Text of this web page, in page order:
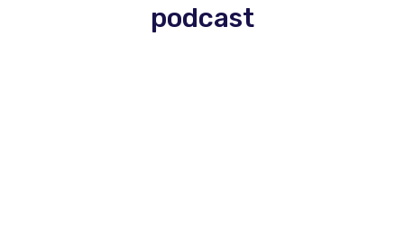
podcast